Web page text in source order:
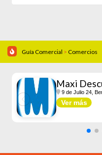
Guía Comercial > Comercios
Maxi
9 de Julio 24,
Ver más